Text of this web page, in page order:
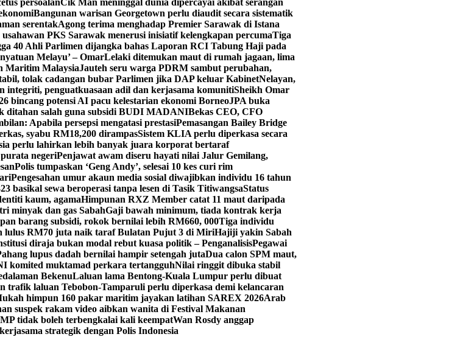
persoalanCik Man meninggal dunia dipercayai akibat serangan
Bangunan warisan Georgetown perlu diaudit secara sistematik
serentakAgong terima menghadap Premier Sarawak di Istana
PKS Sarawak menerusi inisiatif kelengkapan percumaTiga
40 Ahli Parlimen dijangka bahas Laporan RCI Tabung Haji pada
Melayu’ – OmarLelaki ditemukan maut di rumah jagaan, lima
Maritim MalaysiaJauteh seru warga PDRM sambut perubahan,
tolak cadangan bubar Parlimen jika DAP keluar KabinetNelayan,
integriti, penguatkuasaan adil dan kerjasama komunitiSheikh Omar
bincang potensi AI pacu kelestarian ekonomi BorneoJPA buka
ditahan salah guna subsidi BUDI MADANIBekas CEO, CFO
Apabila persepsi mengatasi prestasiPemasangan Bailey Bridge
syabu RM18,200 dirampasSistem KLIA perlu diperkasa secara
perlu lahirkan lebih banyak juara korporat bertaraf
negeriPenjawat awam diseru hayati nilai Jalur Gemilang,
Polis tumpaskan ‘Geng Andy’, selesai 10 kes curi rim
Pengesahan umur akaun media sosial diwajibkan individu 16 tahun
basikal sewa beroperasi tanpa lesen di Tasik TitiwangsaStatus
kaum, agamaHimpunan RXZ Member catat 11 maut daripada
minyak dan gas SabahGaji bawah minimum, tiada kontrak kerja
barang subsidi, rokok bernilai lebih RM660, 000Tiga individu
lulus RM70 juta naik taraf Bulatan Pujut 3 di MiriHajiji yakin Sabah
diraja bukan modal rebut kuasa politik – PenganalisisPegawai
lupus dadah bernilai hampir setengah jutaDua calon SPM maut,
komited muktamad perkara tertangguhNilai ringgit dibuka stabil
BekenuLaluan lama Bentong-Kuala Lumpur perlu dibuat
trafik laluan Tebobon-Tamparuli perlu diperkasa demi kelancaran
himpun 160 pakar maritim jayakan latihan SAREX 2026Arab
suspek rakam video aibkan wanita di Festival Makanan
tidak boleh terbengkalai kali keempatWan Rosdy anggap
strategik dengan Polis Indonesia